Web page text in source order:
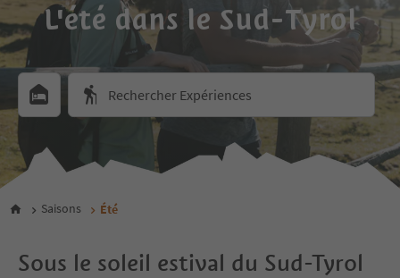
L'été dans le Sud-Tyrol
Rechercher Expériences
Saisons Été
Sous le soleil estival du Sud-Tyrol